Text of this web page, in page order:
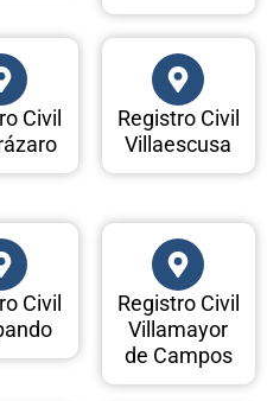
Civil
Registro Civil
Villaescusa
Civil
Registro Civil
Villamayor
de Campos